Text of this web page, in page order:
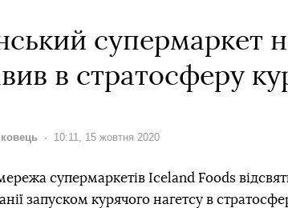
супермаркет
в стратосферу
Дата:
10:11, 15 жовтня 2020
супермаркетів Iceland Foods
запуском курячого нагетсу в